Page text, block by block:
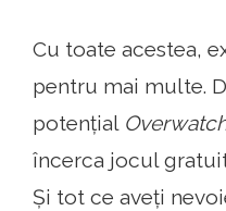
Cu toate acestea,
pentru mai multe.
potențial
încerca jocul
Și tot ce aveți